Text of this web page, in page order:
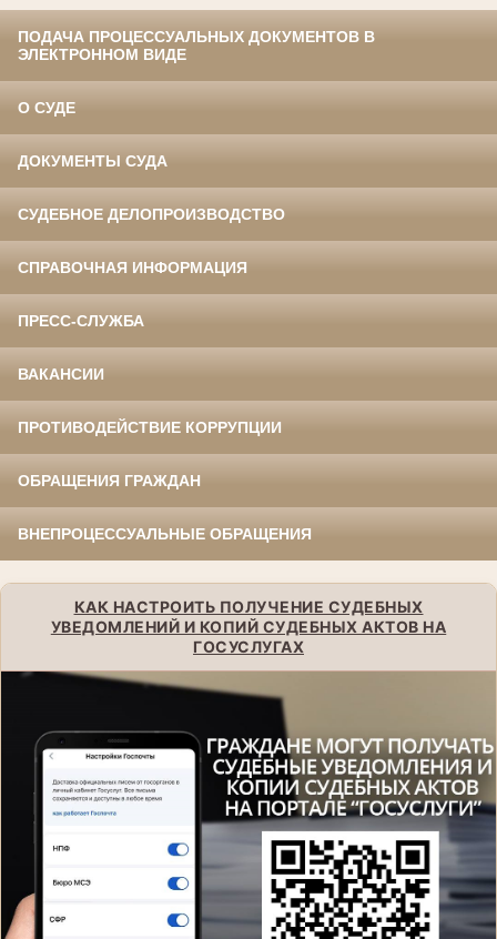
ПОДАЧА ПРОЦЕССУАЛЬНЫХ ДОКУМЕНТОВ В
ЭЛЕКТРОННОМ ВИДЕ
О СУДЕ
ДОКУМЕНТЫ СУДА
СУДЕБНОЕ ДЕЛОПРОИЗВОДСТВО
СПРАВОЧНАЯ ИНФОРМАЦИЯ
ПРЕСС-СЛУЖБА
ВАКАНСИИ
ПРОТИВОДЕЙСТВИЕ КОРРУПЦИИ
ОБРАЩЕНИЯ ГРАЖДАН
ВНЕПРОЦЕССУАЛЬНЫЕ ОБРАЩЕНИЯ
КАК НАСТРОИТЬ ПОЛУЧЕНИЕ СУДЕБНЫХ
УВЕДОМЛЕНИЙ И КОПИЙ СУДЕБНЫХ АКТОВ НА
ГОСУСЛУГАХ